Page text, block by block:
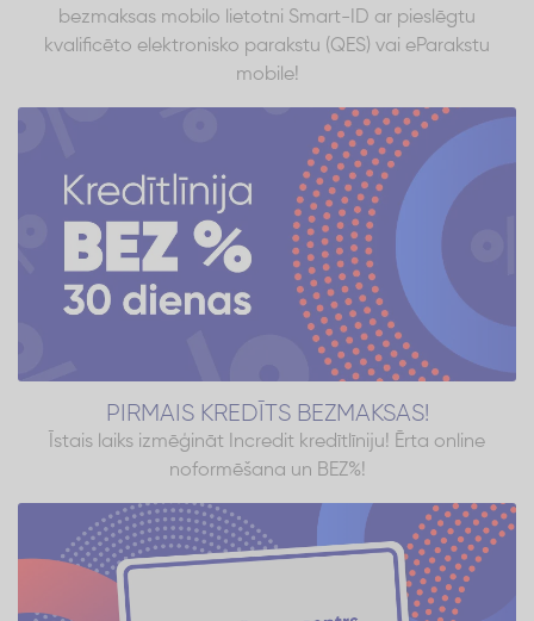
bezmaksas mobilo lietotni Smart-ID ar pieslēgtu
kvalificēto elektronisko parakstu (QES) vai eParakstu
mobile!
PIRMAIS KREDĪTS BEZMAKSAS!
Īstais laiks izmēģināt Incredit kredītlīniju! Ērta online
noformēšana un BEZ%!